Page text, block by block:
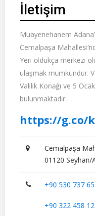
İletişim
Muayenehanem
Cemalpaşa
Yeri oldukça merkezi
ulaşmak mümkündür.
Valilik Konağı ve 5
bulunmaktadır.
https://g.co/
Cemalpaşa
01120 Seyhan/
+90 530 737
+90 322 458